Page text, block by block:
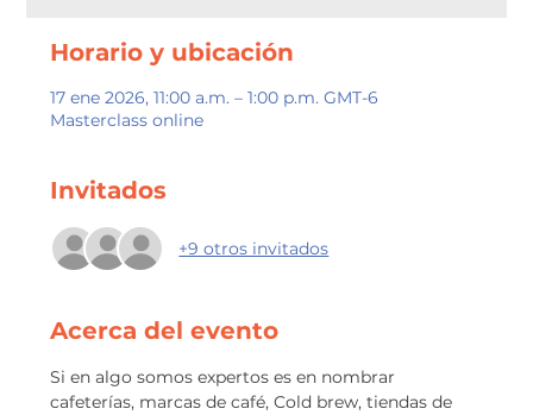
Horario y ubicación
17 ene 2026, 11:00 a.m. – 1:00 p.m. GMT-6
Masterclass online
Invitados
+9 otros invitados
Acerca del evento
Si en algo somos expertos es en nombrar
cafeterías, marcas de café, Cold brew, tiendas de